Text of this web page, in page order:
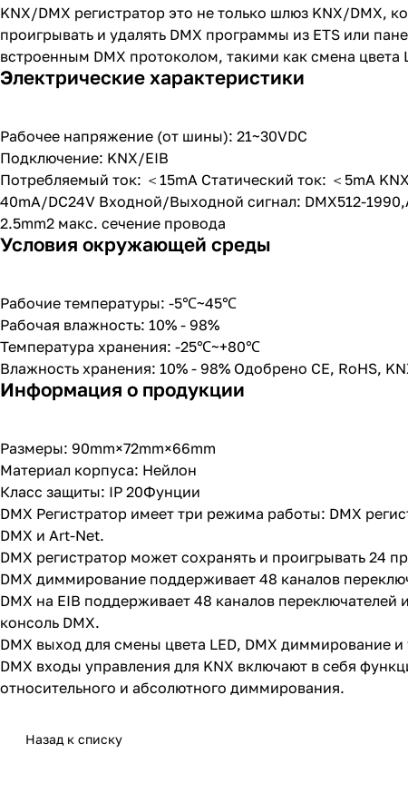
KNX/DMX регистратор это не только шлюз KNX/DMX,
проигрывать и удалять DMX программы из ETS или
встроенным DMX протоколом, такими как смена цвета
Электрические характеристики
Рабочее напряжение (от шины): 21~30VDC
Подключение: KNX/EIB
Потребляемый ток: ＜15mA Статический ток: ＜5mA
40mA/DC24V Входной/Выходной сигнал: DMX512-
2.5mm2 макс. сечение провода
Условия окружающей среды
Рабочие температуры: -5℃~45℃
Рабочая влажность: 10% - 98%
Температура хранения: -25℃~+80℃
Влажность хранения: 10% - 98% Одобрено CE, RoHS,
Информация о продукции
Размеры: 90mm×72mm×66mm
Материал корпуса: Нейлон
Класс защиты: IP 20Фунции
DMX Регистратор имеет три режима работы: DMX
DMX и Art-Net.
DMX регистратор может сохранять и проигрывать
DMX диммирование поддерживает 48 каналов
DMX на EIB поддерживает 48 каналов
консоль DMX.
DMX выход для смены цвета LED, DMX диммирование
DMX входы управления для KNX включают в себя
относительного и абсолютного диммирования.
Назад к списку